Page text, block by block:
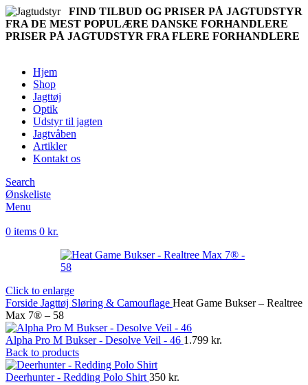
FIND TILBUD OG PRISER PÅ JAGTUDSTYR
FRA DE MEST POPULÆRE DANSKE FORHANDLERE
PRISER PÅ JAGTUDSTYR FRA FLERE FORHANDLERE
Hjem
Shop
Jagttøj
Optik
Udstyr til jagten
Jagtvåben
Artikler
Kontakt os
Search
Ønskeliste
Menu
0 items 0 kr.
Click to enlarge
Forside Jagttøj Sløring & Camouflage Heat Game Bukser – Realtree
Max 7® – 58
Alpha Pro M Bukser - Desolve Veil - 46 1.799 kr.
Back to products
Deerhunter - Redding Polo Shirt 350 kr.